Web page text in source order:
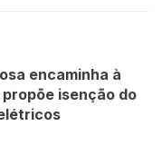
encaminha à
isenção do